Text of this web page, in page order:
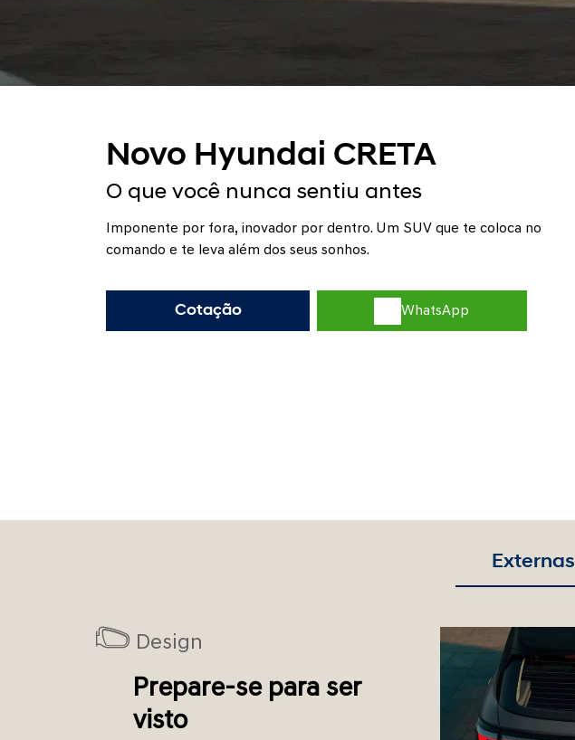
Novo Hyundai CRETA
O que você nunca sentiu antes
Imponente por fora, inovador por dentro. Um SUV que te coloca no
comando e te leva além dos seus sonhos.
Cotação WhatsApp
Externas
Design
Prepare-se para ser
visto